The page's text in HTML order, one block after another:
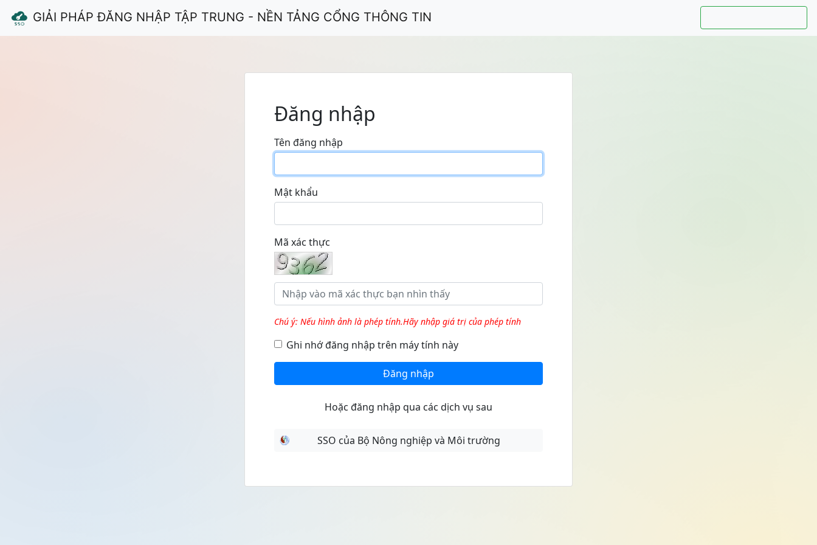
GIẢI PHÁP ĐĂNG NHẬP TẬP TRUNG - NỀN TẢNG CỔNG THÔNG TIN
Đăng nhập
Tên đăng nhập
Mật khẩu
Mã xác thực
Chú ý: Nếu hình ảnh là phép tính.Hãy nhập giá trị của phép tính
Ghi nhớ đăng nhập trên máy tính này
Đăng nhập
Hoặc đăng nhập qua các dịch vụ sau
SSO của Bộ Nông nghiệp và Môi trường